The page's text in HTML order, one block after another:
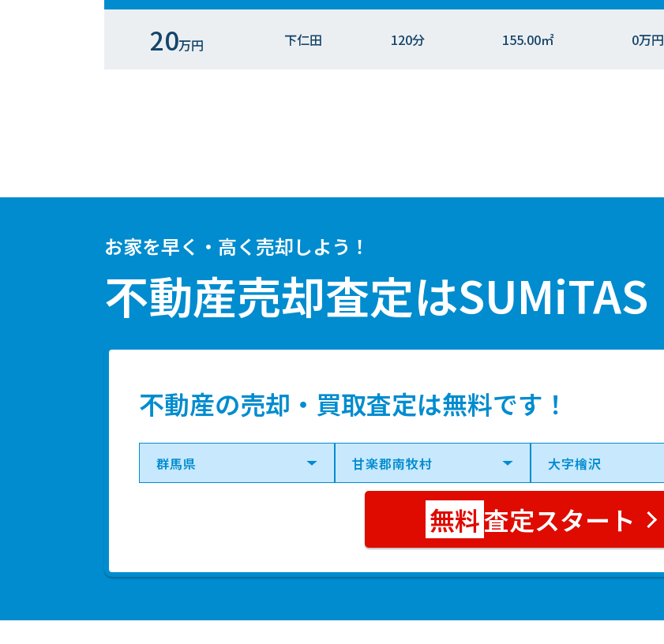
20万円 下仁田 120分 155.00㎡ 0万円
お家を早く・高く売却しよう！
不動産売却査定はSUMiTAS
不動産の売却・買取査定は無料です！
査定スタート